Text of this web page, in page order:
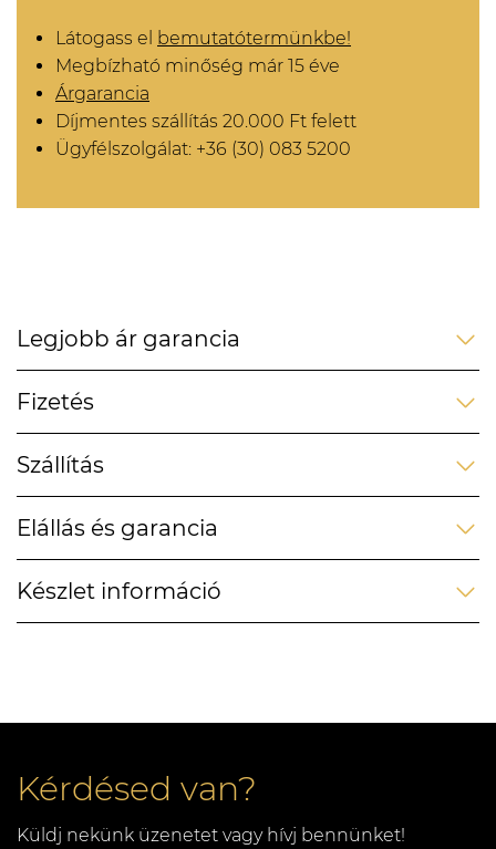
Látogass el bemutatótermünkbe!
Megbízható minőség már 15 éve
Árgarancia
Díjmentes szállítás 20.000 Ft felett
Ügyfélszolgálat: +36 (30) 083 5200
Legjobb ár garancia
Fizetés
Szállítás
Elállás és garancia
Készlet információ
Kérdésed van?
Küldj nekünk üzenetet vagy hívj bennünket!